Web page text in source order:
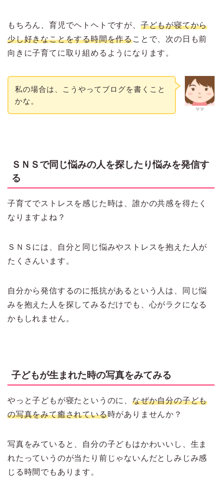
もちろん、育児でヘトヘトですが、 子どもが寝てから
少し好きなことをする時間を作ることで、次の日も前
向きに子育てに取り組めるようになります。
ママ
私の場合は、こうやってブログを書くこと
かな。
ＳＮＳで同じ悩みの人を探したり悩みを発信す
る
子育てでストレスを感じた時は、誰かの共感を得たく
なりますよね？
ＳＮＳには、自分と同じ悩みやストレスを抱えた人が
たくさんいます。
自分から発信するのに抵抗があるという人は、同じ悩
みを抱えた人を探してみるだけでも、心がラクになる
かもしれません。
子どもが生まれた時の写真をみてみる
やっと子どもが寝たというのに、 なぜか自分の子ども
の写真をみて癒されている時がありませんか？
写真をみていると、自分の子どもはかわいいし、生ま
れたっていうのが当たり前じゃないんだとしみじみ感
じる時間でもあります。